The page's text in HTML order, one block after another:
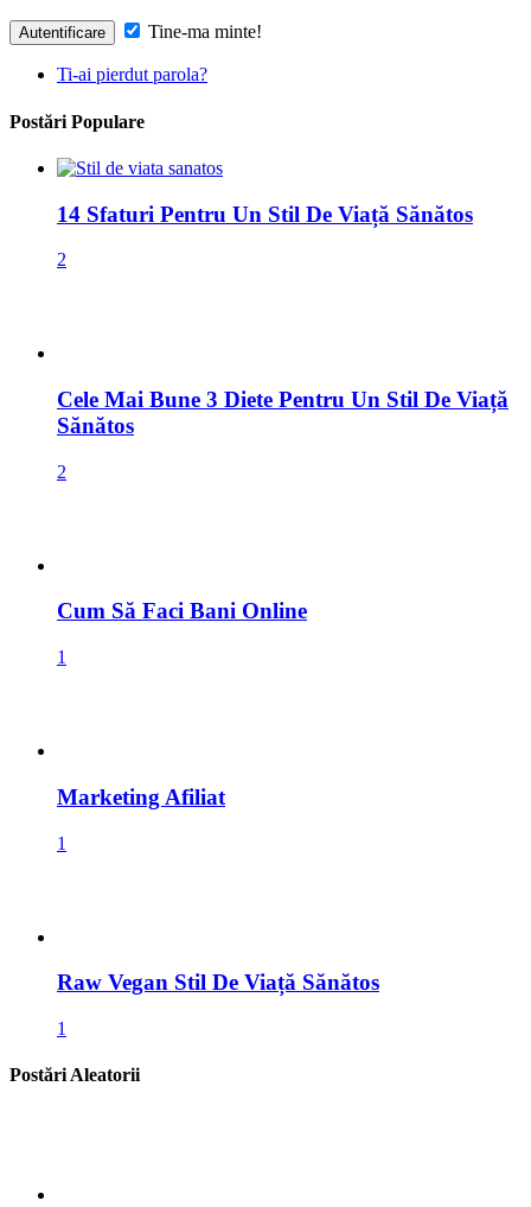
Tine-ma minte!
Ti-ai pierdut parola?
Postări Populare
14 Sfaturi Pentru Un Stil De Viață Sănătos
2
Cele Mai Bune 3 Diete Pentru Un Stil De Viață
Sănătos
2
Cum Să Faci Bani Online
1
Marketing Afiliat
1
Raw Vegan Stil De Viață Sănătos
1
Postări Aleatorii